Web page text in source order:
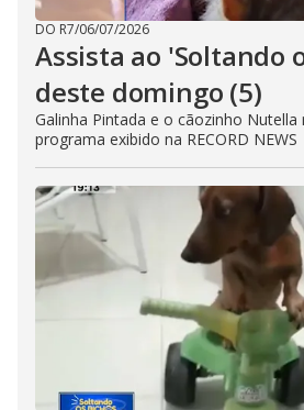
DO R7/06/07/2026
Assista ao 'Soltando
deste domingo (5)
Galinha Pintada e o cãozinho
programa exibido na RECORD NEWS